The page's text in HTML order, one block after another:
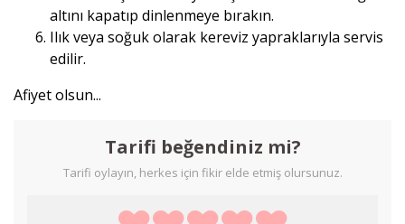
altını kapatıp dinlenmeye bırakın.
Ilık veya soğuk olarak kereviz yapraklarıyla servis
edilir.
Afiyet olsun...
Tarifi beğendiniz mi?
Tarifi oylayın, herkes için fikir elde etmiş olursunuz.